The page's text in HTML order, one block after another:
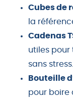
Cubes de
la
Cadenas
utiles pour
sans stress.
Bouteille
pour boire